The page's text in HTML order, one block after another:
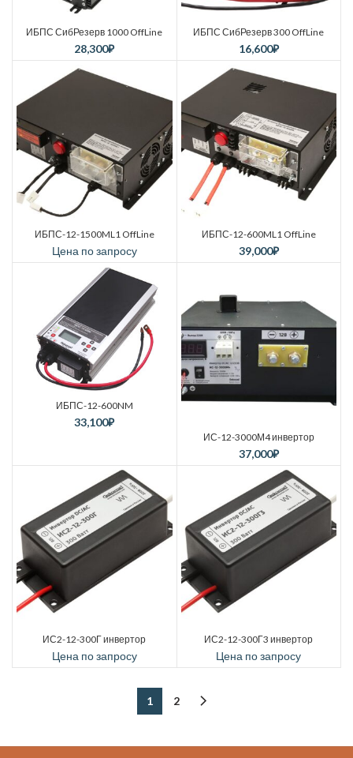
ИБПС СибРезерв 1000 OffLine
28,300₽
ИБПС СибРезерв 300 OffLine
16,600₽
ИБПС-12-1500ML1 OffLine
Цена по запросу
ИБПС-12-600ML1 OffLine
39,000₽
ИБПС-12-600NM
33,100₽
ИС-12-3000М4 инвертор
37,000₽
ИС2-12-300Г инвертор
Цена по запросу
ИС2-12-300Г3 инвертор
Цена по запросу
1 2